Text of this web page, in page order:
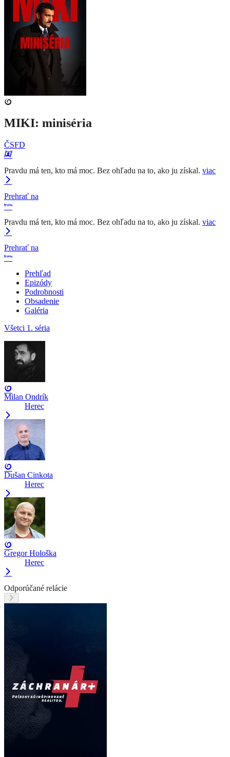
MIKI: miniséria
ČSFD
Pravdu má ten, kto má moc. Bez ohľadu na to, ako ju získal. viac
Prehrať na
Pravdu má ten, kto má moc. Bez ohľadu na to, ako ju získal. viac
Prehrať na
Prehľad
Epizódy
Podrobnosti
Obsadenie
Galéria
Všetci 1. séria
Milan Ondrík
Herec
Dušan Cinkota
Herec
Gregor Hološka
Herec
Odporúčané relácie